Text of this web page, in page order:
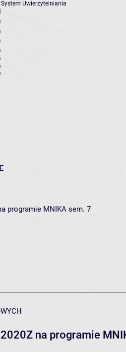
Uwierzytelniania
programie MNIKA sem. 7
na programie